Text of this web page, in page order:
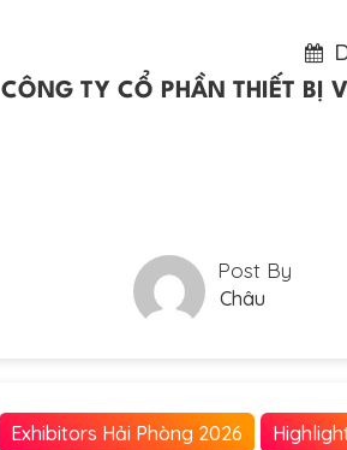
CÔNG TY CỔ PHẦN THIẾT BỊ
Post By
Châu
Exhibitors Hải Phòng 2026